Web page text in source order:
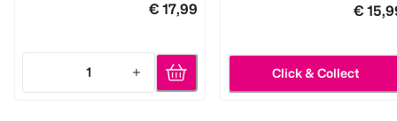
€ 17,99
1
Quantity: 1
€
Click & Collect